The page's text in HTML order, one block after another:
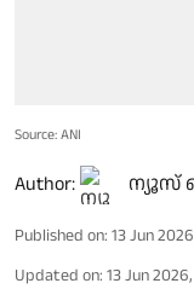
Source: ANI
Author: ന്യൂസ്
Published on: 13 Jun
Updated on: 13 Jun